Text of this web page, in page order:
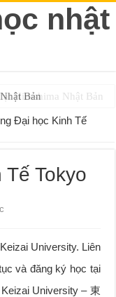
Bản
Đại học Kinh Tế
Tokyo
University. Liên
và đăng ký học tại
University – 東